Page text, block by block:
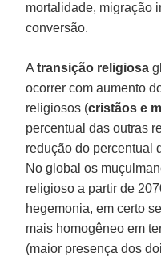
mortalidade, migração
conversão.
Atransição religiosa
ocorrer com aumento
religiosos (cristãos e
percentual das outras
redução do percentual
No global os
religioso a partir de
hegemonia, em certo
mais homogêneo em
(maior presença dos